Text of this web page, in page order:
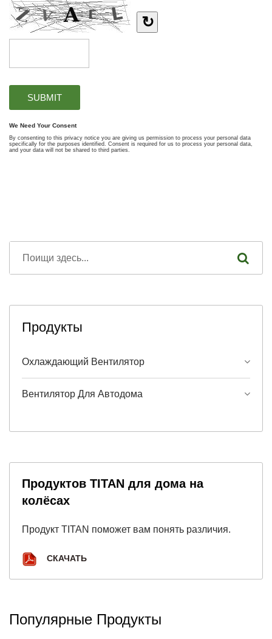
Продукты
Охлаждающий Вентилятор
Вентилятор Для Автодома
Продуктов TITAN для дома на
колёсах
Продукт TITAN поможет вам понять различия.
СКАЧАТЬ
Популярные Продукты